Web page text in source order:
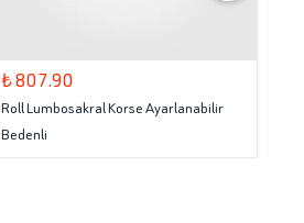
₺ 807.90
Roll Lumbosakral Korse Ayarlanabilir
Bedenli